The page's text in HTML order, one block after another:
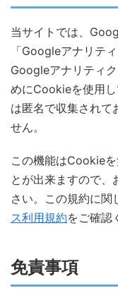
当サイトでは、
「Googleアナリテ
Googleアナリティ
めにCookieを使用
は匿名で収集されて
せん。
この機能はCookie
とが出来ますので、
さい。この規約に関
ス利用規約をご確認
免責事項